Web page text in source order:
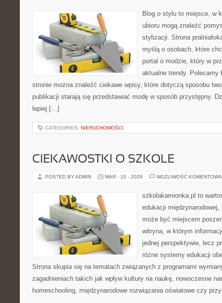
Blog o stylu to miejsce, w
ubioru mogą znaleźć
stylizacji. Strona
myślą o osobach, które
portal o modzie, który w
aktualne trendy. Polecamy
stronie można znaleźć ciekawe wpisy, które dotyczą sposobu
publikacji starają się przedstawiać modę w sposób przystępny.
lepiej […]
CATEGORIES: NIERUCHOMOŚCI
CIEKAWOSTKI O SZKOLE
POSTED BY ADMIN MAR - 10 - 2026 MOŻLIWOŚĆ
szkolakamionka.pl to
edukacji
może być miejscem
witryna, w którym
jednej perspektywie, lecz
różne systemy edukacji
Strona skupia się na tematach związanych z programami
zagadnieniach takich jak wpływ kultury na naukę, nowoczesne
homeschooling, międzynarodowe rozwiązania oświatowe czy